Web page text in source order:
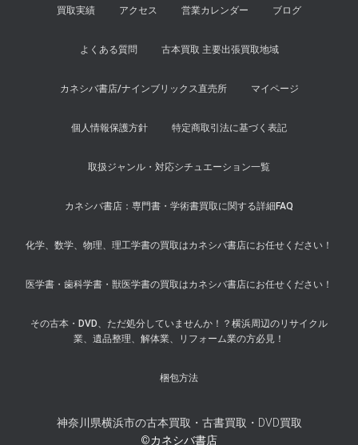
買取実績 アクセス 営業カレンダー ブログ
よくある質問 古本買取 主要出張買取地域
カネシバ書店/ナインブリックス直売所 マイページ
個人情報保護方針 特定商取引法に基づく表記
取扱ジャンル・対応シチュエーション一覧
カネシバ書店：専門書・学術書買取に関する詳細FAQ
化学、数学、物理、理工学書の買取はカネシバ書店にお任せください！
医学書・歯科学書・獣医学書の買取はカネシバ書店にお任せください！
その古本・DVD、ただ処分していませんか！？横浜周辺のリサイクル
業、遺品整理、解体業、リフォーム業の方必見！
梱包方法
神奈川県横浜市の古本買取・古書買取・DVD買取
©カネシバ書店